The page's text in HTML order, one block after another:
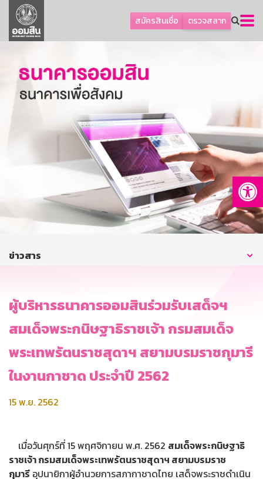
สมัครสินเชื่อ ตรวจสลาก
ลูกค้าธุรกิจ
ลูกค้าผู้ประกอบรายย่อย
ออมเพื่อสุข
เกี่ยวกับธนาคาร
การพัฒนาที่ยั่งยืน
บริการทางการเงิน
ติดต่อเรา
บริการออนไลน์
ข่าวสาร
ผู้บริหารธนาคารออมสินร่วมรับเสด็จฯ
สมเด็จพระกนิษฐาธิราชเจ้า กรมสมเด็จ
พระเทพรัตนราชสุดาฯ สยามบรมราชกุมารี
ในงานกาชาด ประจำปี 2562
15 พ.ย. 2562
เมื่อวันศุกร์ที่ 15 พฤศจิกายน พ.ศ. 2562 สมเด็จพระกนิษฐาธิ
ราชเจ้า กรมสมเด็จพระเทพรัตนราชสุดาฯ สยามบรมราช
กุมารี อุปนายิกาผู้อำนวยการสภากาชาดไทย เสด็จพระราชดำเนิน